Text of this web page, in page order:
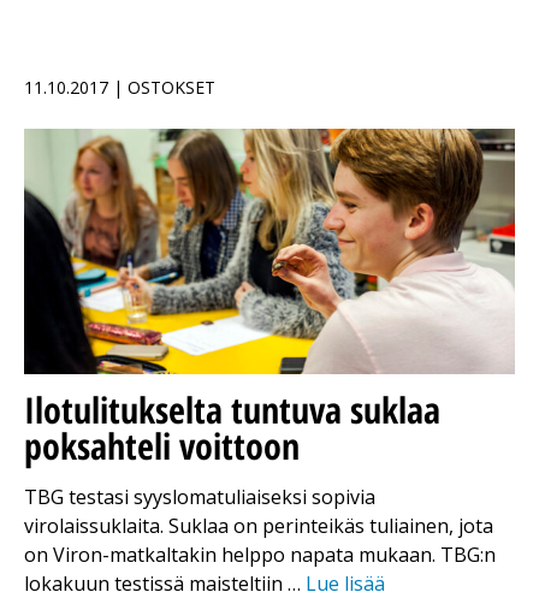
11.10.2017 | OSTOKSET
Ilotulitukselta tuntuva suklaa
poksahteli voittoon
TBG testasi syyslomatuliaiseksi sopivia
virolaissuklaita. Suklaa on perinteikäs tuliainen, jota
on Viron-matkaltakin helppo napata mukaan. TBG:n
lokakuun testissä maisteltiin … Lue lisää